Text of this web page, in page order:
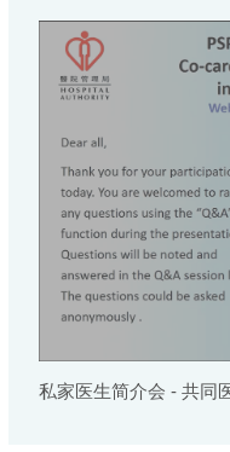
私家医生简介会 - 共同